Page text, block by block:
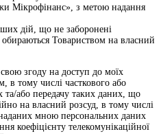
Мікрофінанс», з метою надання
дій, що не заборонені
Товариством на власний
згоду на доступ до моїх
в тому числі часткового або
або передачу таких даних, що
на власний розсуд, в тому числі
мною персональних даних
коефіцієнту телекомунікаційної